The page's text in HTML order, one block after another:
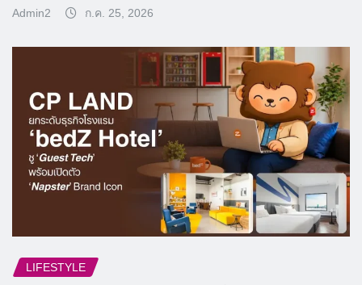
Admin2 ก.ค. 25, 2026
LIFESTYLE